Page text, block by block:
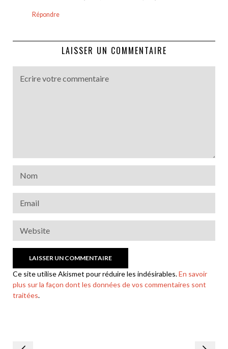
Répondre
LAISSER UN COMMENTAIRE
Ce site utilise Akismet pour réduire les indésirables.En savoir
plus sur la façon dont les données de vos commentaires sont
traitées.